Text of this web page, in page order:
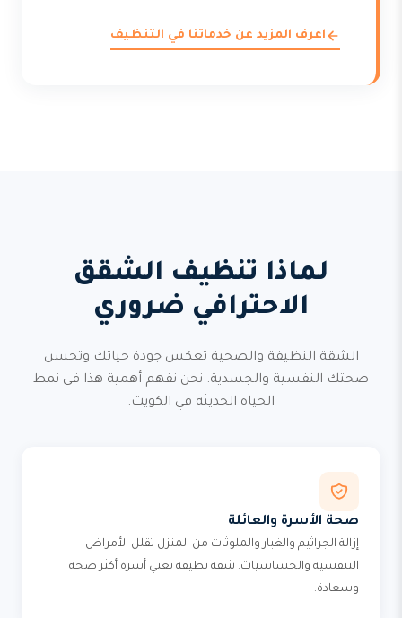
اعرف المزيد عن خدماتنا في التنظيف
لماذا تنظيف الشقق
الاحترافي ضروري
الشقة النظيفة والصحية تعكس جودة حياتك وتحسن
صحتك النفسية والجسدية. نحن نفهم أهمية هذا في نمط
الحياة الحديثة في الكويت.
صحة الأسرة والعائلة
إزالة الجراثيم والغبار والملوثات من المنزل تقلل الأمراض
التنفسية والحساسيات. شقة نظيفة تعني أسرة أكثر صحة
وسعادة.